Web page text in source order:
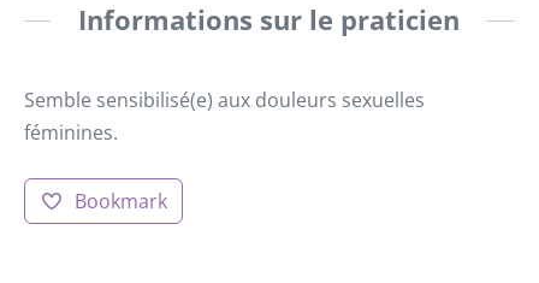
Informations sur le praticien
Semble sensibilisé(e) aux douleurs sexuelles
féminines.
Bookmark